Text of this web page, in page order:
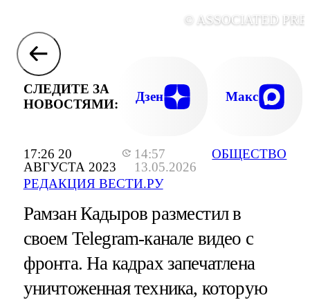
17:26 20
АВГУСТА 2023
14:57
13.05.2026
РЕДАКЦИЯ ВЕСТИ.РУ
ОБЩЕСТВО
© ASSOCIATED
СЛЕДИТЕ ЗА
НОВОСТЯМИ:
Дзен Макс
Рамзан Кадыров разместил в
своем Telegram-канале видео с
фронта. На кадрах запечатлена
уничтоженная техника, которую